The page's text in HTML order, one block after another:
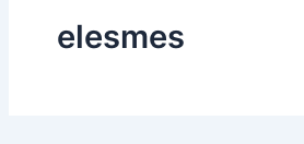
elesmes